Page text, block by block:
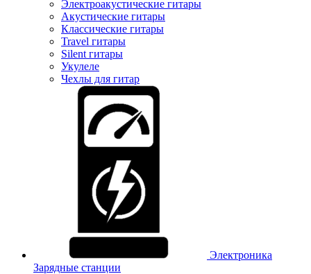
Электроакустические гитары
Акустические гитары
Классические гитары
Travel гитары
Silent гитары
Укулеле
Чехлы для гитар
Электроника
Зарядные станции